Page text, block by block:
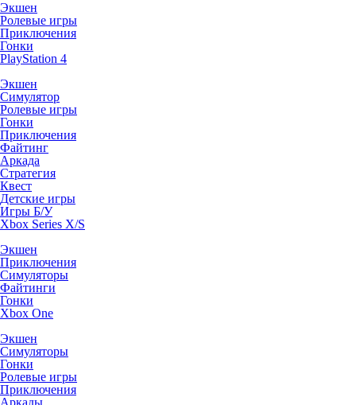
Экшен
Ролевые игры
Приключения
Гонки
PlayStation 4
Экшен
Симулятор
Ролевые игры
Гонки
Приключения
Файтинг
Аркада
Стратегия
Квест
Детские игры
Игры Б/У
Xbox Series X/S
Экшен
Приключения
Симуляторы
Файтинги
Гонки
Xbox One
Экшен
Симуляторы
Гонки
Ролевые игры
Приключения
Аркады